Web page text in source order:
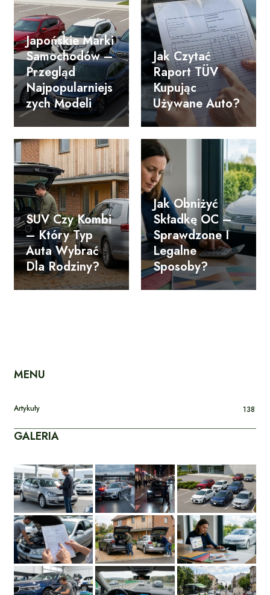
Japońskie Marki
Samochodów –
Przegląd
Najpopularniejs
Zych Modeli
Jak Czytać
Raport TÜV
Kupując
Używane Auto?
SUV Czy Kombi
– Który Typ
Auta Wybrać
Dla Rodziny?
Jak Obniżyć
Składkę OC –
Sprawdzone I
Legalne
Sposoby?
MENU
Artykuły 138
GALERIA